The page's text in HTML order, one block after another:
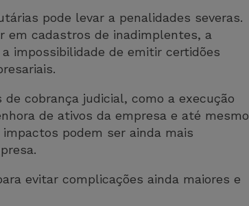
pode levar a penalidades severas.
em cadastros de inadimplentes, a
impossibilidade de emitir certidões
cobrança judicial, como a execução
de ativos da empresa e até mesmo
podem ser ainda mais
evitar complicações ainda maiores e